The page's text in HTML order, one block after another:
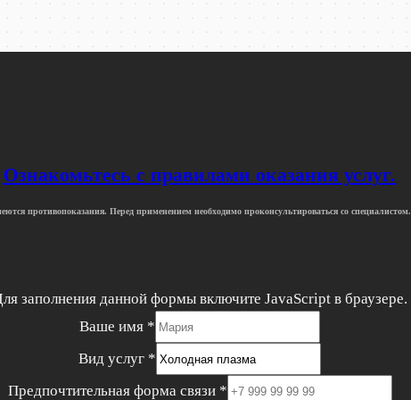
Ознакомьтесь с правилами оказания услуг.
противопоказания. Перед применением необходимо проконсультироваться со специалистом.
заполнения данной формы включите JavaScript в браузере.
Ваше имя *
Вид услуг *
Предпочтительная форма связи *